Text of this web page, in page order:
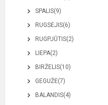
SPALIS(9)
RUGSĖJIS(6)
RUGPJŪTIS(2)
LIEPA(2)
BIRŽELIS(10)
GEGUŽĖ(7)
BALANDIS(4)